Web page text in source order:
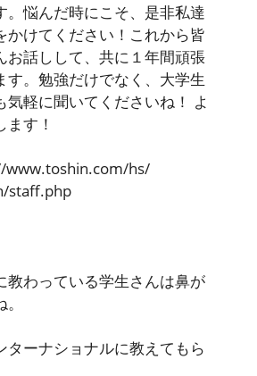
。悩んだ時にこそ、是非私達
かけてください！これから皆
お話しして、共に１年間頑張
す。勉強だけでなく、大学生
気軽に聞いてくださいね！ よ
す！
www.toshin.com/hs/
staff.php
教わっている学生さんは鼻が
ターナショナルに教えてもら